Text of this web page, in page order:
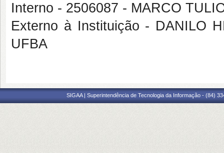
Interno - 2506087 - MARCO
Externo à Instituição - DANILO
UFBA
SIGAA | Superintendência de Tecnologia da Informação - (84)